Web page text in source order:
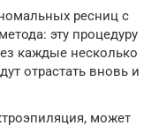
ресниц с
эту процедуру
каждые несколько
отрастать вновь и
может